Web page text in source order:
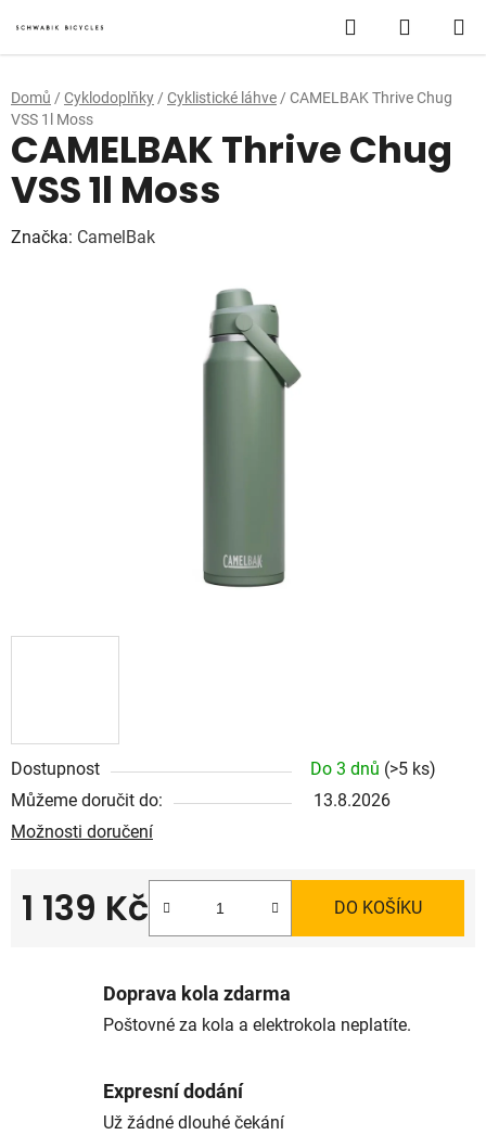
na
obsah
Hledat
KOŠÍK
Domů / Cyklodoplňky / Cyklistické láhve / CAMELBAK Thrive Chug
VSS 1l Moss
Dostupnost Do 3 dnů (>5 ks)
Můžeme doručit do:
13.8.2026
Možnosti doručení
1 139 Kč DO KOŠÍKU
CAMELBAK Thrive Chug
VSS 1l Moss
Značka: CamelBak
Doprava kola zdarma
Poštovné za kola a elektrokola neplatíte.
Expresní dodání
Už žádné dlouhé čekání